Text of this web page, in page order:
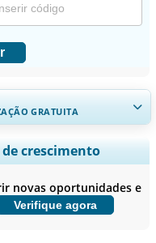
GRATUITA
Análise de segmentos,
e insights sobre o
crescimento
novas oportunidades e
Verifique agora